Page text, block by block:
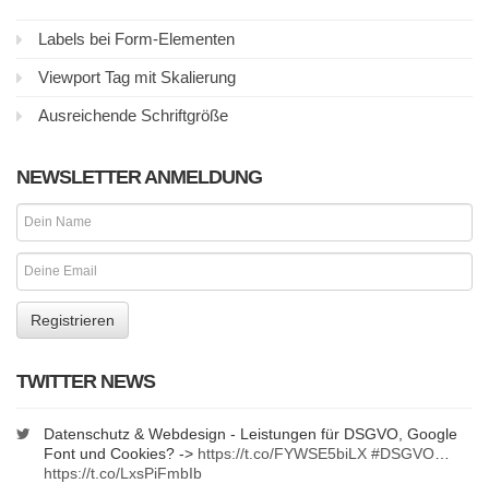
Labels bei Form-Elementen
Viewport Tag mit Skalierung
Ausreichende Schriftgröße
NEWSLETTER ANMELDUNG
TWITTER NEWS
Datenschutz & Webdesign - Leistungen für DSGVO, Google
Font und Cookies? -> https://t.co/FYWSE5biLX #DSGVO
https://t.co/LxsPiFmbIb